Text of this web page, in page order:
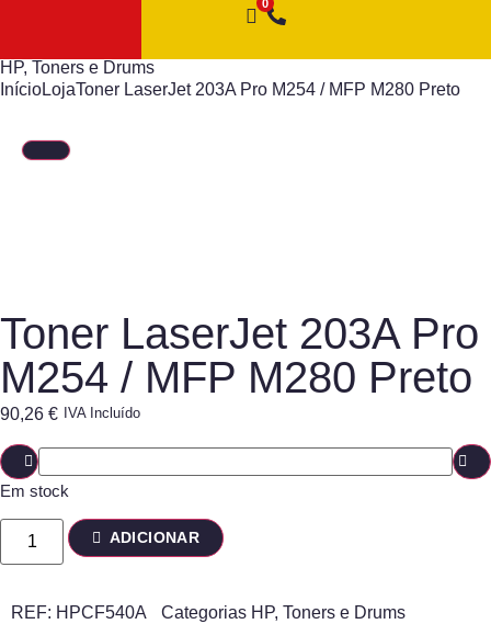
HP, Toners e Drums
InícioLojaToner LaserJet 203A Pro M254 / MFP M280 Preto
Toner LaserJet 203A Pro
M254 / MFP M280 Preto
90,26 € IVA Incluído
Em stock
ADICIONAR
REF: HPCF540A Categorias HP, Toners e Drums